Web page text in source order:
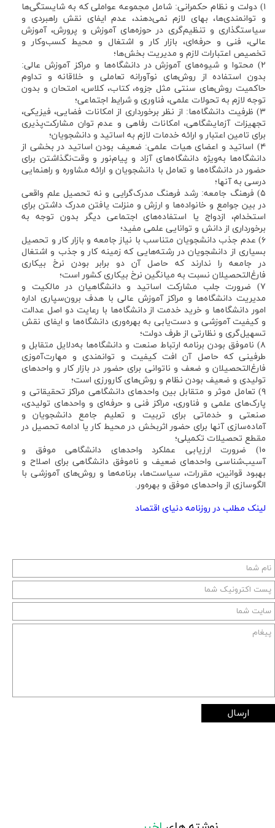
۱) دولت و نظام حکمرانی: شامل مجموعه عواملی که به شایستگی‌ها
و توانمندی‌ها، بهای لازم نمی‌دهند، عدم ایفای نقش راهبردی و
سیاستگذاری و تنظیم‌گری در حوزه‌های آموزش و پرورش، آموزش
عالی، فنی و حرفه‌ای، بازار کار و اشتغال و محیط کسب‌وکار و
تخصیص اعتبارات لازم و مدیریت بخش‌ها؛
۲) محتوا و شیوه‌های آموزش در دانشگاه‌ها و مراکز آموزش عالی:
بدون استفاده از روش‌های نوآورانه تعاملی و خلاقانه و تداوم
حاکمیت روش‌های سنتی مثل جزوه، کتاب، کلاس، امتحان و بدون
توجه لازم به تحولات علمی، فناوری و شرایط اجتماعی؛
۳) ظرفیت دانشگاه‌ها: از نظر برخورداری از امکانات فضایی، فیزیکی،
تجهیزات آزمایشگاهی، امکانات رفاهی و عدم توان مشارکت‌پذیری
برای تامین اعتبار و ارائه خدمات لازم به اساتید و دانشجویان؛
۴) اساتید و اعضای هیات علمی: ضعیف بودن اساتید در بخشی از
دانشگاه‌ها به‌ویژه دانشگاه‌های آزاد و پیام‌نور و وقت‌نگذاشتن برای
حضور در دانشگاه‌ها و تعامل با دانشجویان و ارائه مشاوره و راهنمایی
درسی به آنها؛
۵) فرهنگ جامعه: رشد فرهنگ مدرک‌گرایی و نه تحصیل علم واقعی
در بین جوامع و خانواده‌ها و ارزش و منزلت یافتن مدرک داشتن برای
استخدام، ازدواج یا استفاده‌های اجتماعی دیگر بدون توجه به
برخورداری از دانش و توانایی علمی مفید؛
۶) عدم جذب دانشجویان متناسب با نیاز جامعه و بازار کار و تحصیل
بسیاری از دانشجویان در رشته‌هایی که زمینه کار و جذب و اشتغال
در جامعه را ندارند که حاصل آن دو برابر بودن نرخ بیکاری
فارغ‌التحصیلان نسبت به میانگین نرخ بیکاری کشور است؛
۷) ضرورت جلب مشارکت اساتید و دانشگاهیان در مالکیت و
مدیریت دانشگاه‌ها و مراکز آموزش عالی با هدف برون‌سپاری اداره
امور دانشگاه‌ها و خرید خدمت از دانشگاه‌ها با رعایت دو اصل عدالت
و کیفیت آموزشی و دست‌یابی به بهره‌وری دانشگاه‌ها و ایفای نقش
تسهیل‌گری و نظارتی از طرف دولت؛
۸) ناموفق بودن برنامه ارتباط صنعت و دانشگاه‌ها به‌دلایل متقابل و
طرفینی که حاصل آن افت کیفیت و توانمندی و مهارت‌آموزی
فارغ‌التحصیلان و ضعف و ناتوانی برای حضور در بازار کار و واحدهای
تولیدی و ضعیف بودن نظام و روش‌های کارورزی است؛
۹) تعامل موثر و متقابل بین واحدهای دانشگاهی مراکز تحقیقاتی و
پارک‌های علمی و فناوری، مراکز فنی و حرفه‌ای و واحدهای تولیدی،
صنعتی و خدماتی برای تربیت و تعلیم جامع دانشجویان و
آماده‌سازی آنها برای حضور اثربخش در محیط کار یا ادامه تحصیل در
مقطع تحصیلات تکمیلی؛
۱۰) ضرورت ارزیابی عملکرد واحد‌های دانشگاهی موفق و
آسیب‌شناسی واحدهای ضعیف و ناموفق دانشگاهی برای اصلاح و
بهبود قوانین، مقررات، سیاست‌ها، برنامه‌ها و روش‌های آموزشی با
الگوسازی از واحدهای موفق و بهره‌ور.
لینک مطلب در روزنامه دنیای اقتصاد
ارسال